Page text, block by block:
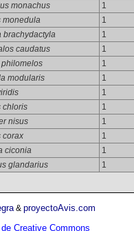
monachus
1
monedula
1
brachydactyla
1
caudatus
1
philomelos
1
modularis
1
1
chloris
1
nisus
1
corax
1
ciconia
1
glandarius 1
& proyectoAvis.com
Creative Commons